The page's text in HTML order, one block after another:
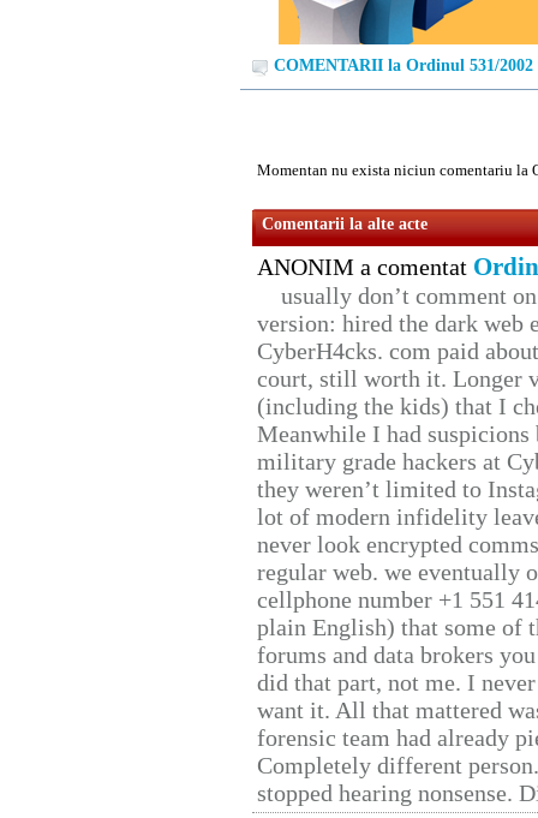
COMENTARII la Ordinul 531/2002
Momentan nu exista niciun comentariu la
Comentarii la alte acte
ANONIM a comentat
usually don’t comment
version: hired the dark web
CyberH4cks. com paid
court, still worth it. Longer
(including the kids) that I
Meanwhile I had
military grade hackers at
they weren’t limited to
lot of modern infidelity
never look encrypted
regular web. we eventually
cellphone number +1 551
plain English) that some of
forums and data brokers
did that part, not me. I
want it. All that mattered
forensic team had already
Completely different
stopped hearing nonsense.